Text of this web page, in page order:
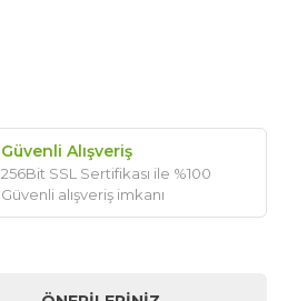
Güvenli Alışveriş
256Bit SSL Sertifikası ile %100
Güvenli alışveriş imkanı